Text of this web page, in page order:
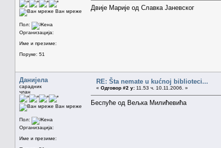
Ван мреже
Пол:
Организација:
Име и презиме:
Поруке: 51
Двије Марије од Славка Јаневског
Данијела
сарадник
члан
Ван мреже
Пол:
Организација:
Име и презиме:
RE: Šta nemate u kućnoj biblioteci...
« Одговор #2 у: 11.53 ч. 10.11.2006. »
Беспуће од Вељка Милићевића